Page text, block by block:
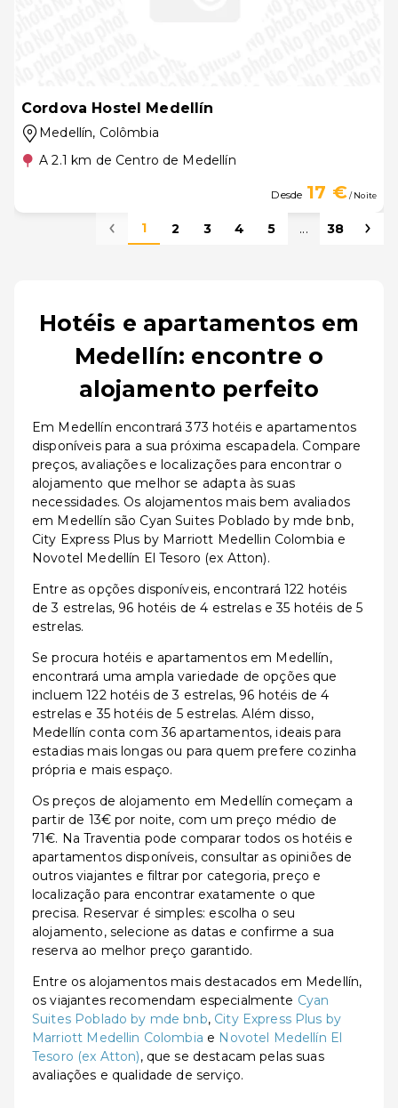
Cordova Hostel Medellín
Medellín, Colômbia
A 2.1 km de Centro de Medellín
Desde 17 €/ Noite
1 2 3 4 5 ... 38
Hotéis e apartamentos em
Medellín: encontre o
alojamento perfeito
Em Medellín encontrará 373 hotéis e apartamentos
disponíveis para a sua próxima escapadela. Compare
preços, avaliações e localizações para encontrar o
alojamento que melhor se adapta às suas
necessidades. Os alojamentos mais bem avaliados
em Medellín são Cyan Suites Poblado by mde bnb,
City Express Plus by Marriott Medellin Colombia e
Novotel Medellín El Tesoro (ex Atton).
Entre as opções disponíveis, encontrará 122 hotéis
de 3 estrelas, 96 hotéis de 4 estrelas e 35 hotéis de 5
estrelas.
Se procura hotéis e apartamentos em Medellín,
encontrará uma ampla variedade de opções que
incluem 122 hotéis de 3 estrelas, 96 hotéis de 4
estrelas e 35 hotéis de 5 estrelas. Além disso,
Medellín conta com 36 apartamentos, ideais para
estadias mais longas ou para quem prefere cozinha
própria e mais espaço.
Os preços de alojamento em Medellín começam a
partir de 13€ por noite, com um preço médio de
71€. Na Traventia pode comparar todos os hotéis e
apartamentos disponíveis, consultar as opiniões de
outros viajantes e filtrar por categoria, preço e
localização para encontrar exatamente o que
precisa. Reservar é simples: escolha o seu
alojamento, selecione as datas e confirme a sua
reserva ao melhor preço garantido.
Entre os alojamentos mais destacados em Medellín,
os viajantes recomendam especialmente Cyan
Suites Poblado by mde bnb, City Express Plus by
Marriott Medellin Colombia e Novotel Medellín El
Tesoro (ex Atton), que se destacam pelas suas
avaliações e qualidade de serviço.